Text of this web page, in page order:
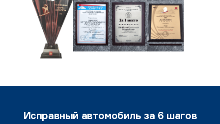
Исправный автомобиль за 6 шагов